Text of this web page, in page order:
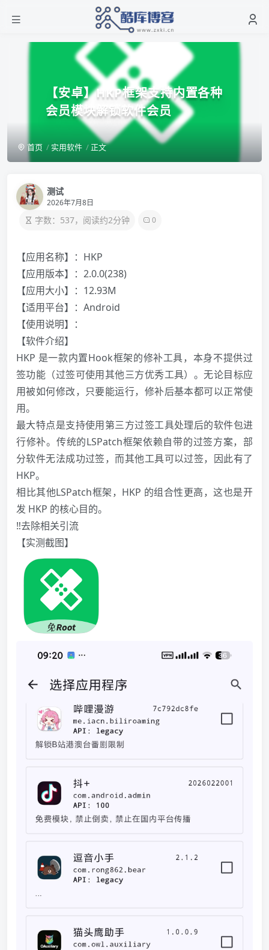
【安卓】HKP框架支持内置各种
会员模块解锁软件会员
首页 实用软件 正文
测试
2026年7月8日
字数：537，阅读约2分钟 0
【应用名称】：HKP
【应用版本】：2.0.0(238)
【应用大小】：12.93M
【适用平台】：Android
【使用说明】：
️【软件介绍】
HKP 是一款内置Hook框架的修补工具，本身不提供过
签功能（过签可使用其他三方优秀工具）。无论目标应
用被如何修改，只要能运行，修补后基本都可以正常使
用。
最大特点是支持使用第三方过签工具处理后的软件包进
行修补。传统的LSPatch框架依赖自带的过签方案，部
分软件无法成功过签，而其他工具可以过签，因此有了
HKP。
相比其他LSPatch框架，HKP 的组合性更高，这也是开
发 HKP 的核心目的。
‼️去除相关引流
【实测截图】